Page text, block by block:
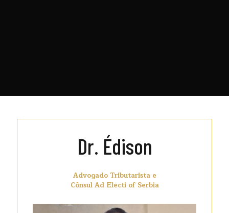
Dr. Édison
Advogado Tributarista e
Cônsul Ad Electi of Serbia